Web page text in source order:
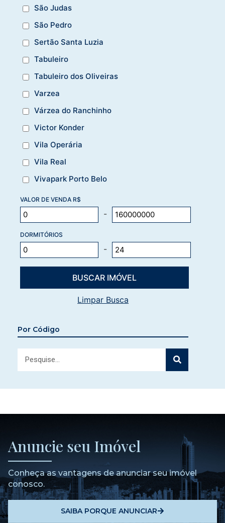
São Judas
São Pedro
Sertão Santa Luzia
Tabuleiro
Tabuleiro dos Oliveiras
Varzea
Várzea do Ranchinho
Victor Konder
Vila Operária
Vila Real
Vivapark Porto Belo
VALOR DE VENDA R$
-
DORMITÓRIOS
-
Limpar Busca
Por Código
Anuncie seu Imóvel
Conheça as vantagens de anunciar seu imóvel
conosco.
SAIBA PORQUE ANUNCIAR